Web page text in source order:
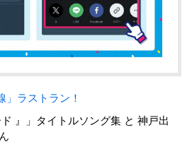
」ラストラン！
』」タイトルソング集 と 神戸出